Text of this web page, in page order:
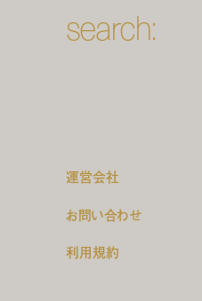
search:
運営会社
お問い合わせ
利用規約